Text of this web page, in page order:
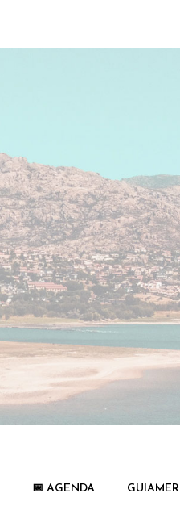
📅 AGENDA GUIAMER